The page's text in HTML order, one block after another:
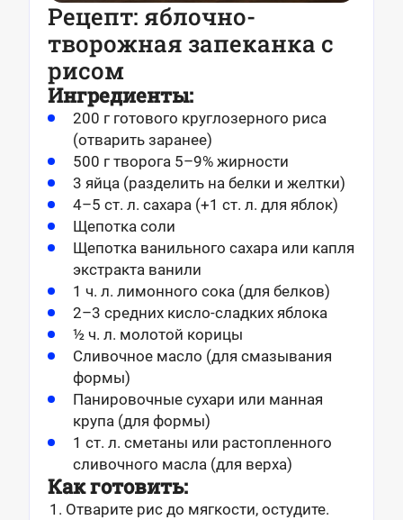
Рецепт: яблочно-
творожная запеканка с
рисом
Ингредиенты:
200 г готового круглозерного риса
(отварить заранее)
500 г творога 5–9% жирности
3 яйца (разделить на белки и желтки)
4–5 ст. л. сахара (+1 ст. л. для яблок)
Щепотка соли
Щепотка ванильного сахара или капля
экстракта ванили
1 ч. л. лимонного сока (для белков)
2–3 средних кисло-сладких яблока
½ ч. л. молотой корицы
Сливочное масло (для смазывания
формы)
Панировочные сухари или манная
крупа (для формы)
1 ст. л. сметаны или растопленного
сливочного масла (для верха)
Как готовить:
Отварите рис до мягкости, остудите.